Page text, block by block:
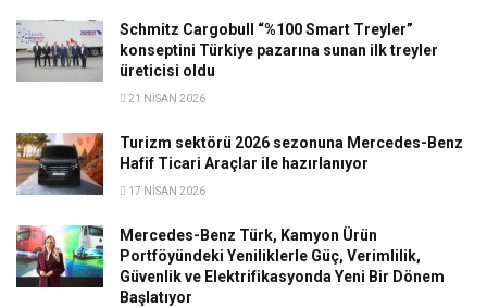
Schmitz Cargobull “%100 Smart Treyler”
konseptini Türkiye pazarına sunan ilk treyler
üreticisi oldu
21 NISAN 2026
Turizm sektörü 2026 sezonuna Mercedes-Benz
Hafif Ticari Araçlar ile hazırlanıyor
17 NISAN 2026
Mercedes-Benz Türk, Kamyon Ürün
Portföyündeki Yeniliklerle Güç, Verimlilik,
Güvenlik ve Elektrifikasyonda Yeni Bir Dönem
Başlatıyor